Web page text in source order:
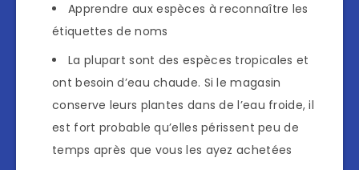
Apprendre aux espèces à reconnaître les
étiquettes de noms
La plupart sont des espèces tropicales et
ont besoin d’eau chaude. Si le magasin
conserve leurs plantes dans de l’eau froide, il
est fort probable qu’elles périssent peu de
temps après que vous les ayez achetées